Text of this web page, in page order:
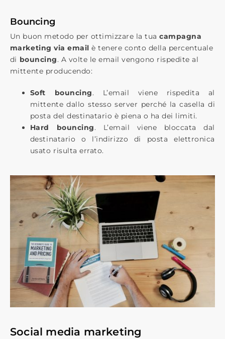
Bouncing
Un buon metodo per ottimizzare la tua campagna
marketing via email è tenere conto della percentuale
di ​bouncing​. A volte le email vengono rispedite al
mittente producendo:
Soft bouncing​. L’email viene ​rispedita al
mittente​ dallo stesso server perché la casella di
posta del destinatario è piena o ha dei limiti.
Hard bouncing​. L’email viene ​bloccata​ dal
destinatario o l’indirizzo di posta elettronica
usato risulta errato.
Social media marketing